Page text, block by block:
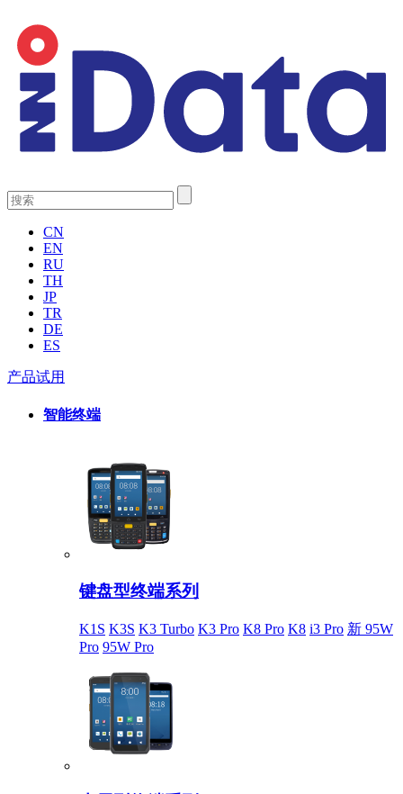
CN
EN
RU
TH
JP
TR
DE
ES
产品试用
智能终端
键盘型终端系列
K1S K3S K3 Turbo K3 Pro K8 Pro K8 i3 Pro 新 95W
Pro 95W Pro